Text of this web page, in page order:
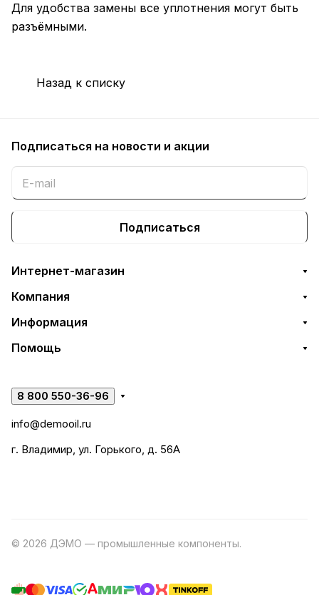
Для удобства замены все уплотнения могут быть
разъёмными.
Назад к списку
Подписаться на новости и акции
Подписаться
Интернет-магазин
Компания
Информация
Помощь
8 800 550-36-96
info@demooil.ru
г. Владимир, ул. Горького, д. 56А
© 2026 ДЭМО — промышленные компоненты.